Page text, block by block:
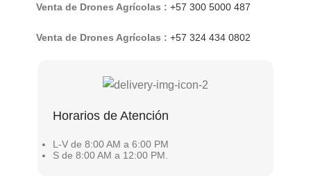
Venta de Drones Agrícolas : +57 300 5000 487
Venta de Drones Agrícolas : +57 324 434 0802
Horarios de Atención
L-V de 8:00 AM a 6:00 PM
S de 8:00 AM a 12:00 PM.